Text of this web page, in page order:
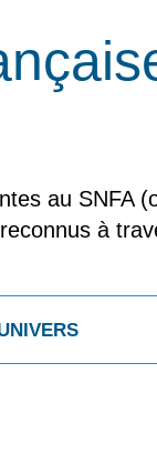
au SNFA
à